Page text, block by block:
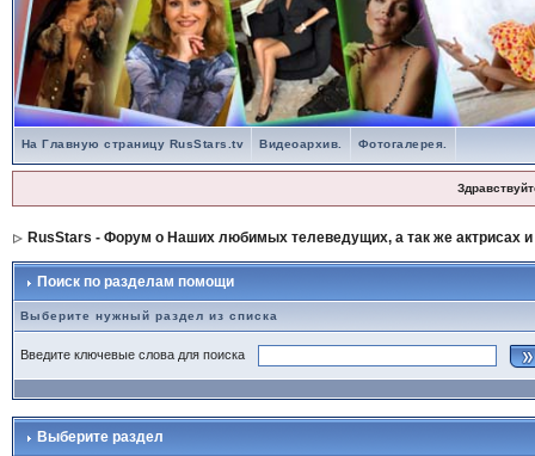
На Главную страницу RusStars.tv Видеоархив. Фотогалерея.
RusStars - Форум о Наших любимых телеведущих, а так же актрисах и
Поиск по разделам помощи
Выберите нужный раздел из списка
Введите ключевые слова для поиска
Выберите раздел